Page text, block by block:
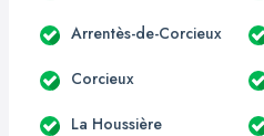
Arrentès-de-Corcieux
Corcieux
La Houssière